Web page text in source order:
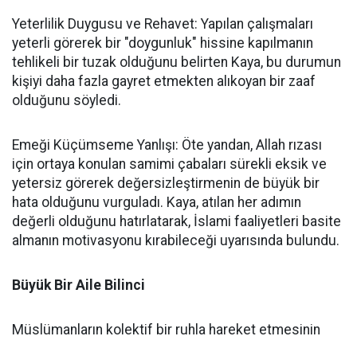
Yeterlilik Duygusu ve Rehavet: Yapılan çalışmaları
yeterli görerek bir "doygunluk" hissine kapılmanın
tehlikeli bir tuzak olduğunu belirten Kaya, bu durumun
kişiyi daha fazla gayret etmekten alıkoyan bir zaaf
olduğunu söyledi.
Emeği Küçümseme Yanlışı: Öte yandan, Allah rızası
için ortaya konulan samimi çabaları sürekli eksik ve
yetersiz görerek değersizleştirmenin de büyük bir
hata olduğunu vurguladı. Kaya, atılan her adımın
değerli olduğunu hatırlatarak, İslami faaliyetleri basite
almanın motivasyonu kırabileceği uyarısında bulundu.
Büyük Bir Aile Bilinci
Müslümanların kolektif bir ruhla hareket etmesinin